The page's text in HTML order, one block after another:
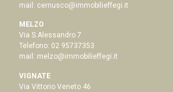
mail: cernusco@immobilieffegi.it
MELZO
Via S.Alessandro 7
Telefono: 02 95737353
mail: melzo@immobilieffegi.it
VIGNATE
Via Vittorio Veneto 46